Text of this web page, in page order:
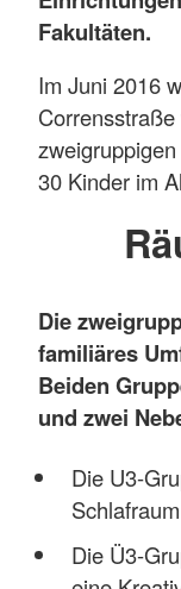
Fakultäten.
Im Juni 2016
30 Kinder im
Die
familiäres
Beiden
und zwei
Die U3-
Die Ü3-